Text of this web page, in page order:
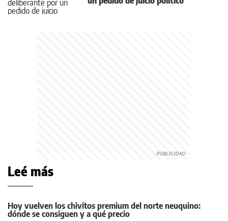
Leé más
Hoy vuelven los chivitos premium del norte neuquino:
dónde se consiguen y a qué precio